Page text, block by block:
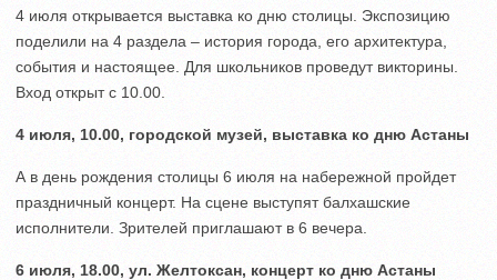
4 июля открывается выставка ко дню столицы. Экспозицию
поделили на 4 раздела – история города, его архитектура,
события и настоящее. Для школьников проведут викторины.
Вход открыт с 10.00.
4 июля, 10.00, городской музей, выставка ко дню Астаны
А в день рождения столицы 6 июля на набережной пройдет
праздничный концерт. На сцене выступят балхашские
исполнители. Зрителей приглашают в 6 вечера.
6 июля, 18.00, ул. Желтоксан, концерт ко дню Астаны